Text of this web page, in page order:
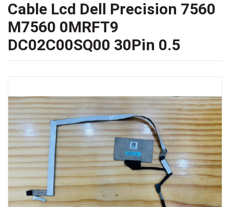
Cable Lcd Dell Precision 7560
M7560 0MRFT9
DC02C00SQ00 30Pin 0.5